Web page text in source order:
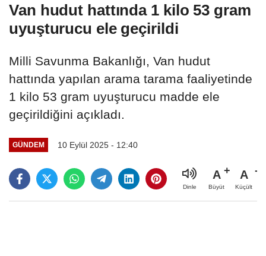
Van hudut hattında 1 kilo 53 gram
uyuşturucu ele geçirildi
Milli Savunma Bakanlığı, Van hudut
hattında yapılan arama tarama faaliyetinde
1 kilo 53 gram uyuşturucu madde ele
geçirildiğini açıkladı.
GÜNDEM 10 Eylül 2025 - 12:40
Dinle
A
Büyüt
A
Küçült